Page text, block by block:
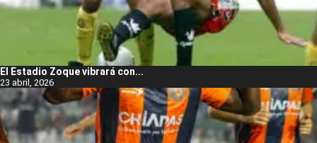
El Estadio Zoque vibrará con...
23 abril, 2026